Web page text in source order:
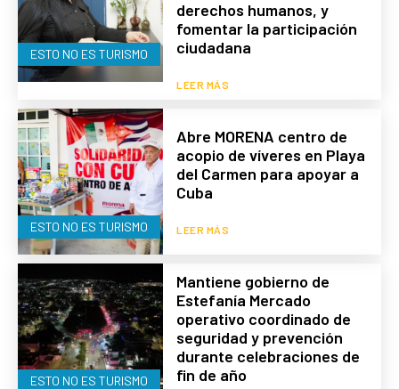
ESTO NO ES TURISMO
derechos humanos, y
fomentar la participación
ciudadana
LEER MÁS
ESTO NO ES TURISMO
Abre MORENA centro de
acopio de víveres en Playa
del Carmen para apoyar a
Cuba
LEER MÁS
ESTO NO ES TURISMO
Mantiene gobierno de
Estefanía Mercado
operativo coordinado de
seguridad y prevención
durante celebraciones de
fin de año